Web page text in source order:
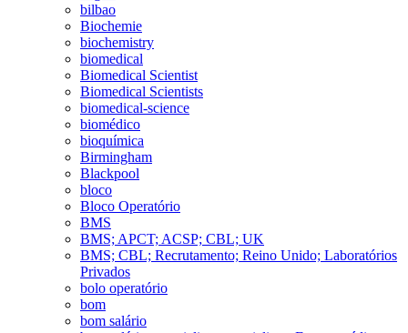
bilbao
Biochemie
biochemistry
biomedical
Biomedical Scientist
Biomedical Scientists
biomedical-science
biomédico
bioquímica
Birmingham
Blackpool
bloco
Bloco Operatório
BMS
BMS; APCT; ACSP; CBL; UK
BMS; CBL; Recrutamento; Reino Unido; Laboratórios
Privados
bolo operatório
bom
bom salário